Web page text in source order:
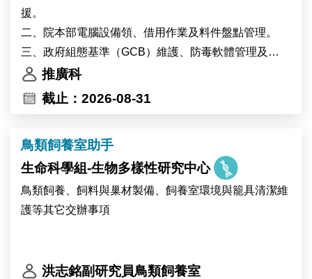
援。
二、院本部電腦設備領、借用作業及料件盤點管理。
三、政府組態基準（GCB）維護、防毒軟體管理及
Windows更新派送作業。
四、其他交辦事項。
推廣科
截止：2026-08-31
鳥類飼養室助手
生命科學組-生物多樣性研究中心
鳥類飼養、飼料與巢材製備、飼養室環境與籠具清潔維
護等其它交辦事項
洪志銘副研究員鳥類飼養室